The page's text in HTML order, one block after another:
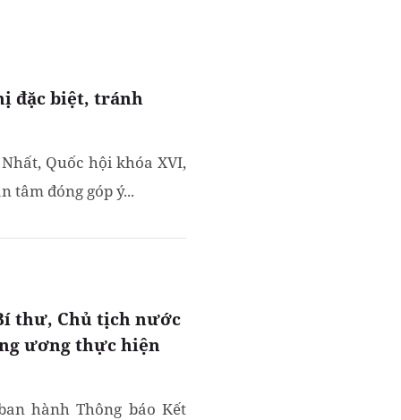
đặc biệt, tránh
Quốc hội khóa XVI,
tâm đóng góp ý...
thư, Chủ tịch nước
ương thực hiện
hành Thông báo Kết